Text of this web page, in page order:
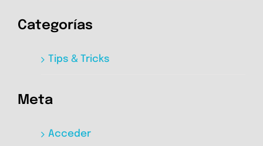
Categorías
Tips & Tricks
Meta
Acceder